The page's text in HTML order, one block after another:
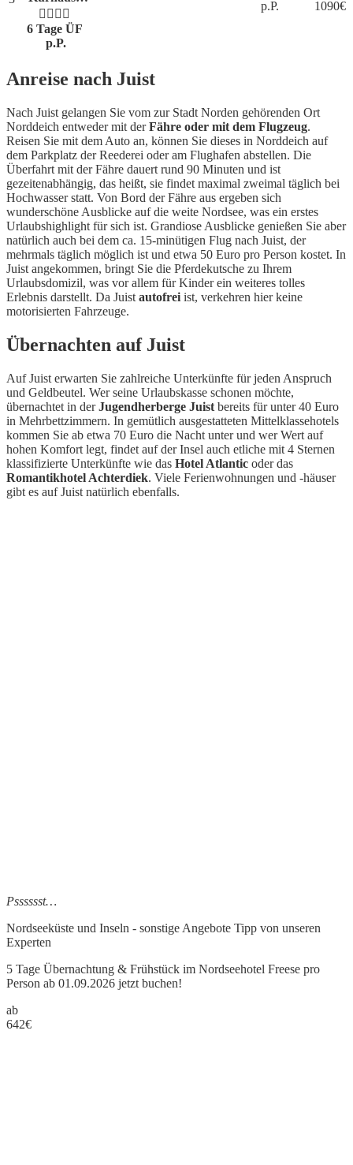
6 Tage ÜF
p.P.
p.P. 1090€
Anreise nach Juist
Nach Juist gelangen Sie vom zur Stadt Norden gehörenden Ort
Norddeich entweder mit derFähre oder mit dem Flugzeug.
Reisen Sie mit dem Auto an, können Sie dieses in Norddeich auf
dem Parkplatz der Reederei oder am Flughafen abstellen. Die
Überfahrt mit der Fähre dauert rund 90 Minuten und ist
gezeitenabhängig, das heißt, sie findet maximal zweimal täglich bei
Hochwasser statt. Von Bord der Fähre aus ergeben sich
wunderschöne Ausblicke auf die weite Nordsee, was ein erstes
Urlaubshighlight für sich ist. Grandiose Ausblicke genießen Sie aber
natürlich auch bei dem ca. 15-minütigen Flug nach Juist, der
mehrmals täglich möglich ist und etwa 50 Euro pro Person kostet. In
Juist angekommen, bringt Sie die Pferdekutsche zu Ihrem
Urlaubsdomizil, was vor allem für Kinder ein weiteres tolles
Erlebnis darstellt. Da Juist autofrei ist, verkehren hier keine
motorisierten Fahrzeuge.
Übernachten auf Juist
Auf Juist erwarten Sie zahlreiche Unterkünfte für jeden Anspruch
und Geldbeutel. Wer seine Urlaubskasse schonen möchte,
übernachtet in derJugendherberge Juist bereits für unter 40 Euro
in Mehrbettzimmern. In gemütlich ausgestatteten Mittelklassehotels
kommen Sie ab etwa 70 Euro die Nacht unter und wer Wert auf
hohen Komfort legt, findet auf der Insel auch etliche mit 4 Sternen
klassifizierte Unterkünfte wie das Hotel Atlantic oder das
Romantikhotel Achterdiek. Viele Ferienwohnungen und -häuser
gibt es auf Juist natürlich ebenfalls.
Psssssst…
Nordseeküste und Inseln - sonstige Angebote Tipp von unseren
Experten
5 Tage Übernachtung & Frühstück im Nordseehotel Freese pro
Person ab 01.09.2026 jetzt buchen!
ab
642€